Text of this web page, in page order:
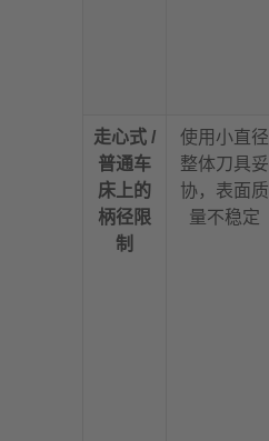
走心式 /
普通车
床上的
柄径限
制
使用小直径
整体刀具妥
协，表面质
量不稳定